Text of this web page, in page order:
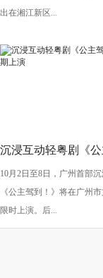
头”
出在湘江新区...
沉浸互动轻粤剧《
到！》国庆假期上演
10月2日至8日，广州首部
《公主驾到！》将在广州
限时上演。后...